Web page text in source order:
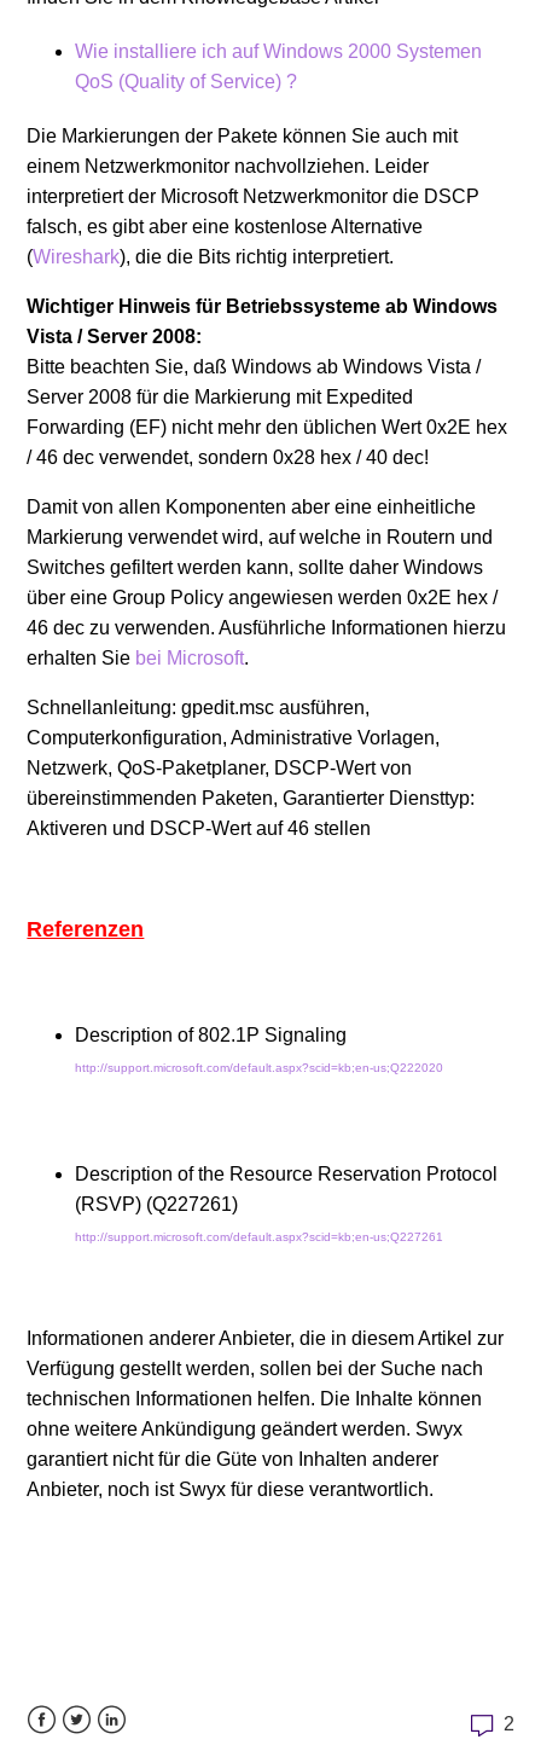
Wie installiere ich auf Windows 2000 Systemen
QoS (Quality of Service) ?
Die Markierungen der Pakete können Sie auch mit
einem Netzwerkmonitor nachvollziehen. Leider
interpretiert der Microsoft Netzwerkmonitor die DSCP
falsch, es gibt aber eine kostenlose Alternative
(Wireshark), die die Bits richtig interpretiert.
Wichtiger Hinweis für Betriebssysteme ab Windows
Vista / Server 2008:
Bitte beachten Sie, daß Windows ab Windows Vista /
Server 2008 für die Markierung mit Expedited
Forwarding (EF) nicht mehr den üblichen Wert 0x2E hex
/ 46 dec verwendet, sondern 0x28 hex / 40 dec!
Damit von allen Komponenten aber eine einheitliche
Markierung verwendet wird, auf welche in Routern und
Switches gefiltert werden kann, sollte daher Windows
über eine Group Policy angewiesen werden 0x2E hex /
46 dec zu verwenden. Ausführliche Informationen hierzu
erhalten Sie bei Microsoft.
Schnellanleitung: gpedit.msc ausführen,
Computerkonfiguration, Administrative Vorlagen,
Netzwerk, QoS-Paketplaner, DSCP-Wert von
übereinstimmenden Paketen, Garantierter Diensttyp:
Aktiveren und DSCP-Wert auf 46 stellen
Referenzen
Description of 802.1P Signaling
http://support.microsoft.com/default.aspx?scid=kb;en-us;Q222020
Description of the Resource Reservation Protocol
(RSVP) (Q227261)
http://support.microsoft.com/default.aspx?scid=kb;en-us;Q227261
Informationen anderer Anbieter, die in diesem Artikel zur
Verfügung gestellt werden, sollen bei der Suche nach
technischen Informationen helfen. Die Inhalte können
ohne weitere Ankündigung geändert werden. Swyx
garantiert nicht für die Güte von Inhalten anderer
Anbieter, noch ist Swyx für diese verantwortlich.
2